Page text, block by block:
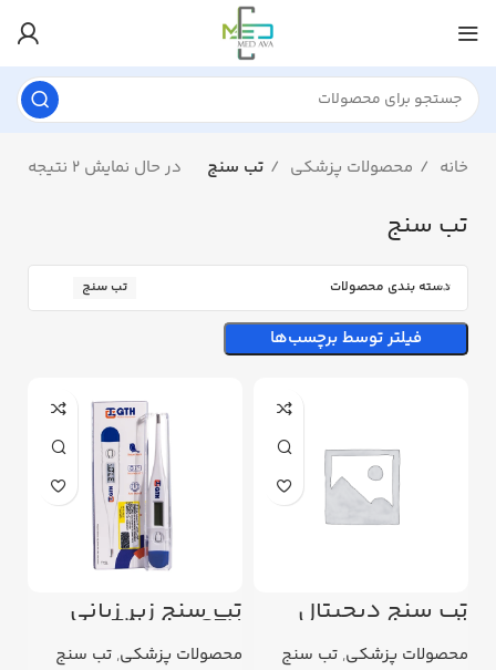
خانه محصولات پزشکی تب سنج در حال نمایش 2 نتیجه
تب سنج
دسته بندی محصولات تب سنج
فیلتر توسط برچسب‌ها
تب سنج دیجیتال
الیمو
محصولات پزشکی, تب سنج
تب سنج زیر زبانی
GTH مدل T12
محصولات پزشکی, تب سنج